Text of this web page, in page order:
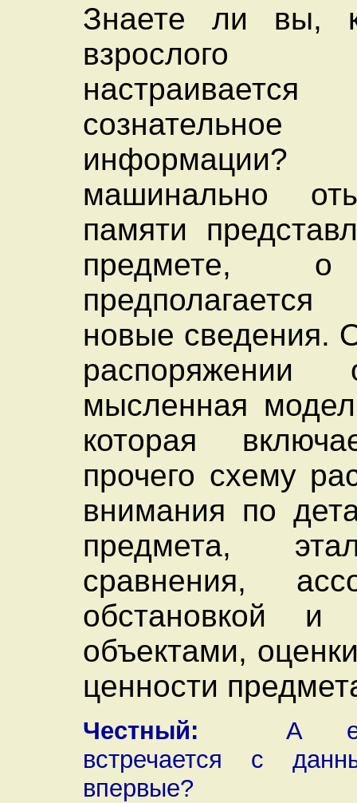
Знаете ли вы,
взрослого
сознательное
машинально
памяти
предмете, о
новые сведения.
распоряжении
мысленная
которая
прочего схему
внимания по
предмета,
сравнения,
обстановкой и
объектами,
ценности
Честный: А
встречается с
впервые?